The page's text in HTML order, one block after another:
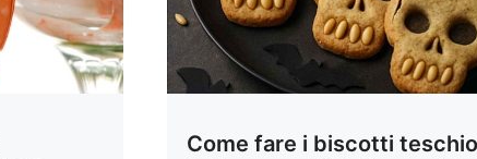
Come fare i biscotti